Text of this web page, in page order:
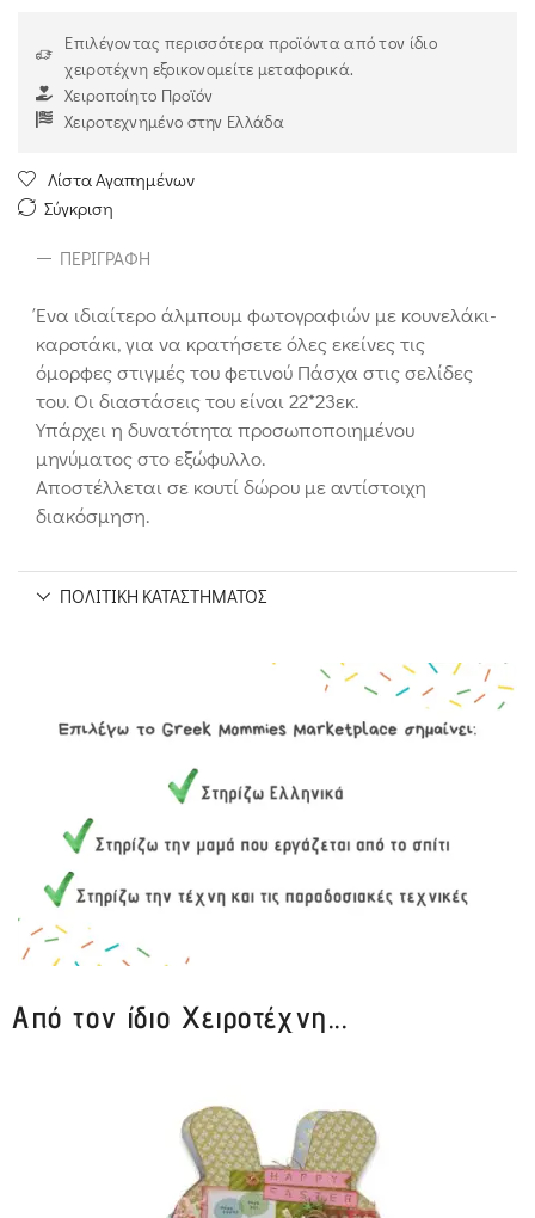
Επιλέγοντας περισσότερα προϊόντα από τον ίδιο
χειροτέχνη εξοικονομείτε μεταφορικά.
Χειροποίητο Προϊόν
Χειροτεχνημένο στην Ελλάδα
Λίστα Αγαπημένων
Σύγκριση
ΠΕΡΙΓΡΑΦΉ
Ένα ιδιαίτερο άλμπουμ φωτογραφιών με κουνελάκι-
καροτάκι, για να κρατήσετε όλες εκείνες τις
όμορφες στιγμές του φετινού Πάσχα στις σελίδες
του. Οι διαστάσεις του είναι 22*23εκ.
Υπάρχει η δυνατότητα προσωποποιημένου
μηνύματος στο εξώφυλλο.
Αποστέλλεται σε κουτί δώρου με αντίστοιχη
διακόσμηση.
ΠΟΛΙΤΙΚΉ ΚΑΤΑΣΤΉΜΑΤΟΣ
Από τον ίδιο Χειροτέχνη...